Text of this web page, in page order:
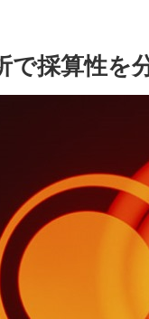
で採算性を